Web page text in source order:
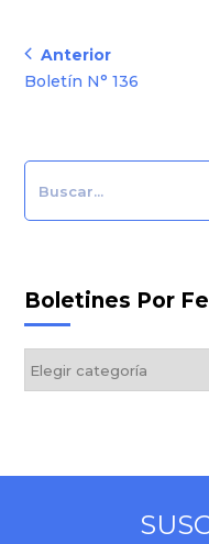
Navegación
de
Anterior
Anterior:
Boletín N° 136
Boletines Por
Boletines
por